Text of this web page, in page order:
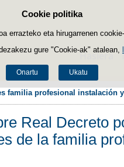
Cookie politika
errazteko eta hirugarrenen
gure "Cookie-ak" atalean,
Onartu Ukatu
Edukira salto egin
Hasiera
familia profesional instalación
Real Decreto
de la familia